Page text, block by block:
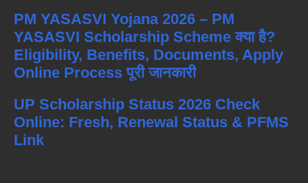
PM YASASVI Yojana 2026 – PM
YASASVI Scholarship Scheme क्या है?
Eligibility, Benefits, Documents, Apply
Online Process पूरी जानकारी
UP Scholarship Status 2026 Check
Online: Fresh, Renewal Status & PFMS
Link